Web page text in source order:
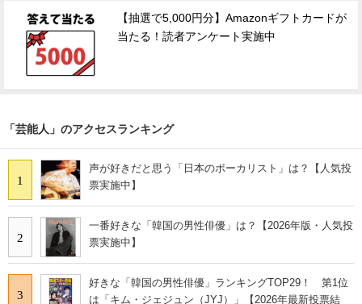
【抽選で5,000円分】Amazonギフトカードが
当たる！読者アンケート実施中
「芸能人」のアクセスランキング
1
声が好きだと思う「日本のボーカリスト」は？【人気投
票実施中】
2
一番好きな「韓国の男性俳優」は？【2026年版・人気投
票実施中】
3
好きな「韓国の男性俳優」ランキングTOP29！ 第1位
は「キム・ジェジュン（JYJ）」【2026年最新投票結